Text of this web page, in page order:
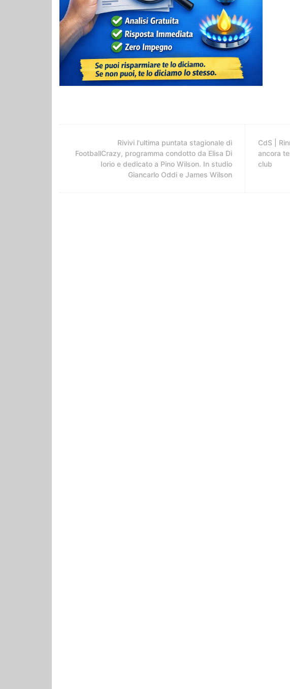
Rivivi l'ultima puntata stagionale di
FootballCrazy, programma condotto da Elisa Di
Iorio e dedicato a Pino Wilson. In studio
Giancarlo Oddi e James Wilson
CdS |
ancora
club